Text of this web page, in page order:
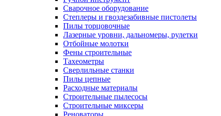
Сварочное оборудование
Степлеры и гвоздезабивные пистолеты
Пилы торцовочные
Лазерные уровни, дальномеры, рулетки
Отбойные молотки
Фены строительные
Тахеометры
Сверлильные станки
Пилы цепные
Расходные материалы
Строительные пылесосы
Строительные миксеры
Реноваторы